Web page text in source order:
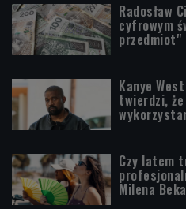
Radosław
cyfrowym
przedmiot"
Kanye
twierdzi,
Czy latem
Milena